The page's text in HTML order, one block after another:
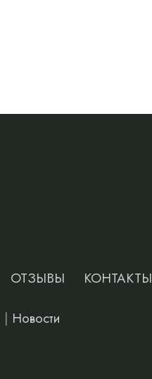
ОТЗЫВЫ КОНТАКТЫ
| Новости